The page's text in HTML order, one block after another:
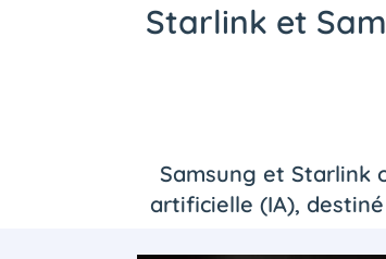
Starlink et
Samsung et Starlink
artificielle (IA),